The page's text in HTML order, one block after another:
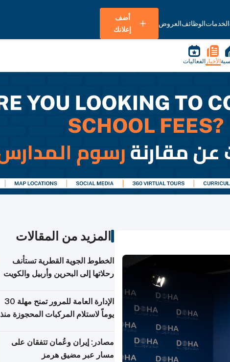
الخدماتالوظائفالعروض
أضف
إعلانك
الأخبار الفعاليات
المزيد من المقالات
الخطوط الجوية القطرية تستأنف
رحلاتها إلى البحرين وأربيل والكويت
الإدارة العامة للمرور تمنح مهلة 30
يوماً لاستلام المركبات المحجوزة منذ
مصادر: إيران وعُمان تتفقان على
مسار عبر مضيق هرمز